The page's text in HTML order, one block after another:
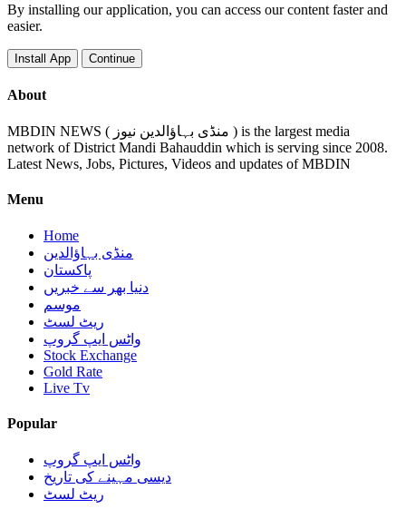
By installing our application, you can access our content faster and
easier.
Install App Continue
About
MBDIN NEWS ( منڈی بہاؤالدین نیوز ) is the largest media
network of District Mandi Bahauddin which is serving since 2008.
Latest News, Jobs, Pictures, Videos and updates of MBDIN
Menu
Home
منڈی بہاؤالدین
پاکستان
دنیا بھر سے خبریں
موسم
ریٹ لسٹ
واٹس ایپ گروپ
Stock Exchange
Gold Rate
Live Tv
Popular
واٹس ایپ گروپ
دیسی مہینے کی تاریخ
ریٹ لسٹ